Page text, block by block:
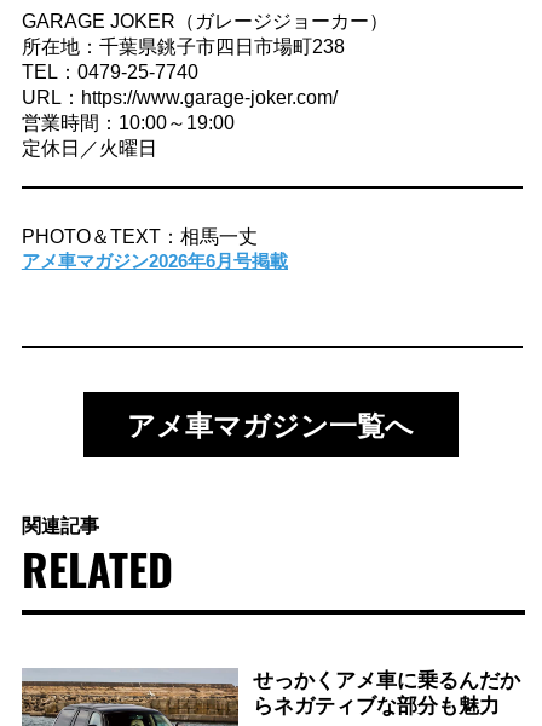
GARAGE JOKER（ガレージジョーカー）
所在地：千葉県銚子市四日市場町238
TEL：0479-25-7740
URL：https://www.garage-joker.com/
営業時間：10:00～19:00
定休日／火曜日
PHOTO＆TEXT：相馬一丈
アメ車マガジン2026年6月号掲載
アメ車マガジン一覧へ
関連記事
RELATED
せっかくアメ車に乗るんだか
らネガティブな部分も魅力